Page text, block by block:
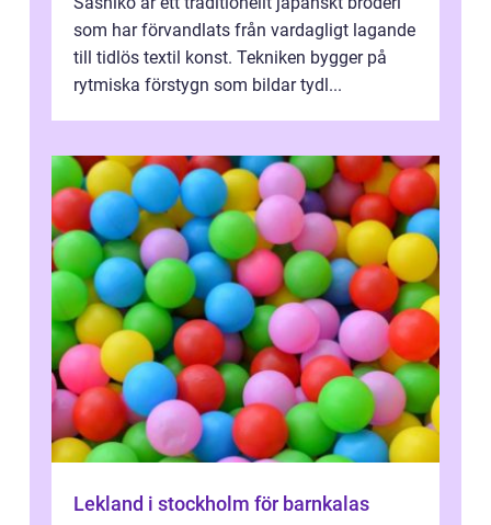
som har förvandlats från vardagligt lagande
till tidlös textil konst. Tekniken bygger på
rytmiska förstygn som bildar tydl...
Lekland i stockholm för barnkalas